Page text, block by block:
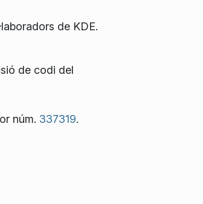
de KDE.
de codi del
núm. 337319.